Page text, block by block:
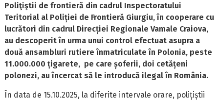
Poliţiştii de frontieră din cadrul Inspectoratului
Teritorial al Poliției de Frontieră Giurgiu, în cooperare cu
lucrători din cadrul Direcției Regionale Vamale Craiova,
au descoperit în urma unui control efectuat asupra a
două ansambluri rutiere înmatriculate în Polonia, peste
11.000.000 țigarete, pe care șoferii, doi cetățeni
polonezi, au încercat să le introducă ilegal în România.
În data de 15.10.2025, la diferite intervale orare, polițiștii